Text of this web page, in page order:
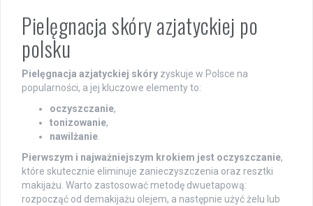
Pielęgnacja skóry azjatyckiej po
polsku
Pielęgnacja azjatyckiej skóry zyskuje w Polsce na
popularności, a jej kluczowe elementy to:
oczyszczanie,
tonizowanie,
nawilżanie
Pierwszym i najważniejszym krokiem jest oczyszczanie,
które skutecznie eliminuje zanieczyszczenia oraz resztki
makijażu. Warto zastosować metodę dwuetapową:
rozpocząć od demakijażu olejem, a następnie użyć żelu lub